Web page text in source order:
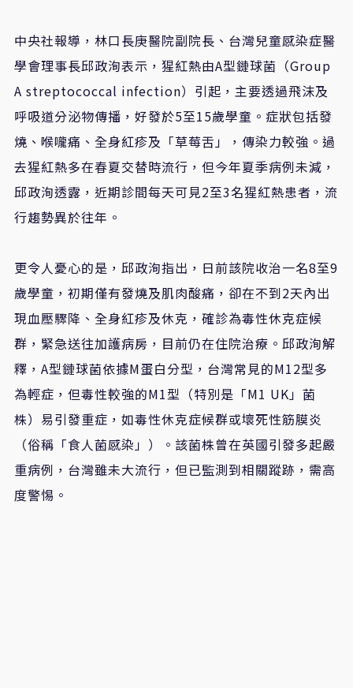
中央社報導，林口長庚醫院副院長、台灣兒童感染症醫
學會理事長邱政洵表示，猩紅熱由A型鏈球菌（Group
A streptococcal infection）引起，主要透過飛沫及
呼吸道分泌物傳播，好發於5至15歲學童。症狀包括發
燒、喉嚨痛、全身紅疹及「草莓舌」，傳染力較強。過
去猩紅熱多在春夏交替時流行，但今年夏季病例未減，
邱政洵透露，近期診間每天可見2至3名猩紅熱患者，流
行趨勢異於往年。
更令人憂心的是，邱政洵指出，日前該院收治一名8至9
歲學童，初期僅有發燒及肌肉酸痛，卻在不到2天內出
現血壓驟降、全身紅疹及休克，確診為毒性休克症候
群，緊急送往加護病房，目前仍在住院治療。邱政洵解
釋，A型鏈球菌依據M蛋白分型，台灣常見的M12型多
為輕症，但毒性較強的M1型（特別是「M1 UK」菌
株）易引發重症，如毒性休克症候群或壞死性筋膜炎
（俗稱「食人菌感染」）。該菌株曾在英國引發多起嚴
重病例，台灣雖未大流行，但已監測到相關蹤跡，需高
度警惕。